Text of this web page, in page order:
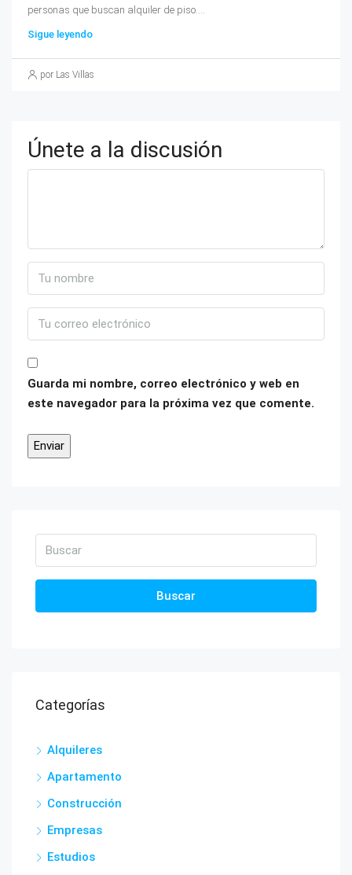
personas que buscan alquiler de piso....
Sigue leyendo
por Las Villas
Únete a la discusión
Guarda mi nombre, correo electrónico y web en
este navegador para la próxima vez que comente.
Buscar
Categorías
Alquileres
Apartamento
Construcción
Empresas
Estudios